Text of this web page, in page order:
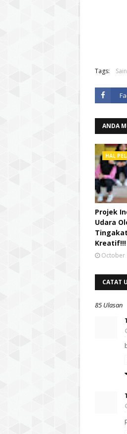
Tags:
ANDA
HAL
Projek
Udara
Kreatif!!!
October
CATAT
85 Ulasan